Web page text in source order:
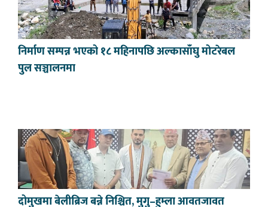
निर्माण सम्पन्न भएको १८ महिनापछि अल्कासाँघु मोटरेबल
पुल सञ्चालनमा
दोमुखमा बेलीब्रिज बन्ने निश्चित, मुगु–हुम्ला आवतजावत